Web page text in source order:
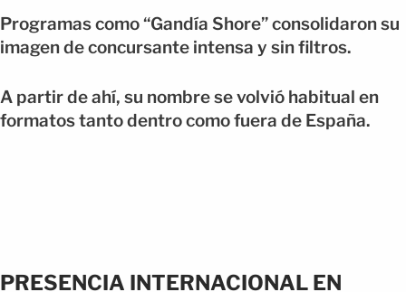
Programas como “Gandía Shore” consolidaron su
imagen de concursante intensa y sin filtros.
A partir de ahí, su nombre se volvió habitual en
formatos tanto dentro como fuera de España.
PRESENCIA INTERNACIONAL EN